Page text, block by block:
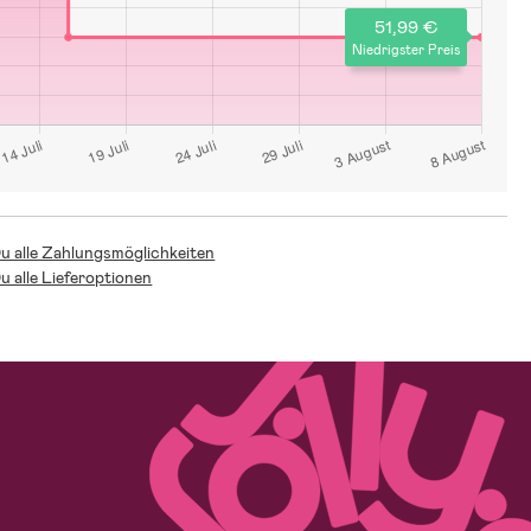
51,99 €
Niedrigster Preis
alle Zahlungsmöglichkeiten
alle Lieferoptionen